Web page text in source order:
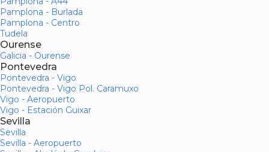
Pamplona - Burlada
Pamplona - Centro
Tudela
Ourense
Galicia - Ourense
Pontevedra
Pontevedra - Vigo
Pontevedra - Vigo Pol. Caramuxo
Vigo - Aeropuerto
Vigo - Estación Guixar
Sevilla
Sevilla
Sevilla - Aeropuerto